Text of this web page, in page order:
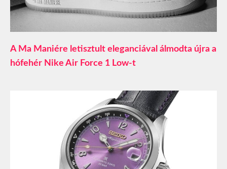
A Ma Maniére letisztult eleganciával álmodta újra a
hófehér Nike Air Force 1 Low-t